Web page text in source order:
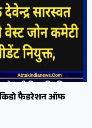
फैडरेशन ऑफ